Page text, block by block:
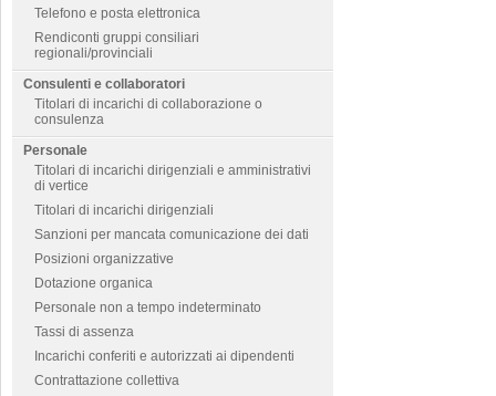
Telefono e posta elettronica
Rendiconti gruppi consiliari
regionali/provinciali
Consulenti e collaboratori
Titolari di incarichi di collaborazione o
consulenza
Personale
Titolari di incarichi dirigenziali e amministrativi
di vertice
Titolari di incarichi dirigenziali
Sanzioni per mancata comunicazione dei dati
Posizioni organizzative
Dotazione organica
Personale non a tempo indeterminato
Tassi di assenza
Incarichi conferiti e autorizzati ai dipendenti
Contrattazione collettiva